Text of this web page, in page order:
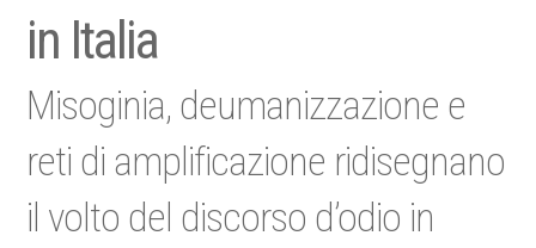
in Italia
Misoginia, deumanizzazione e
reti di amplificazione ridisegnano
il volto del discorso d’odio in